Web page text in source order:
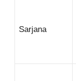
Sarjana